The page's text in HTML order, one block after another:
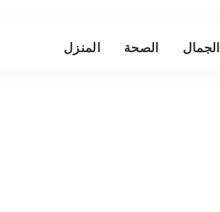
الجمال الصحة المنزل